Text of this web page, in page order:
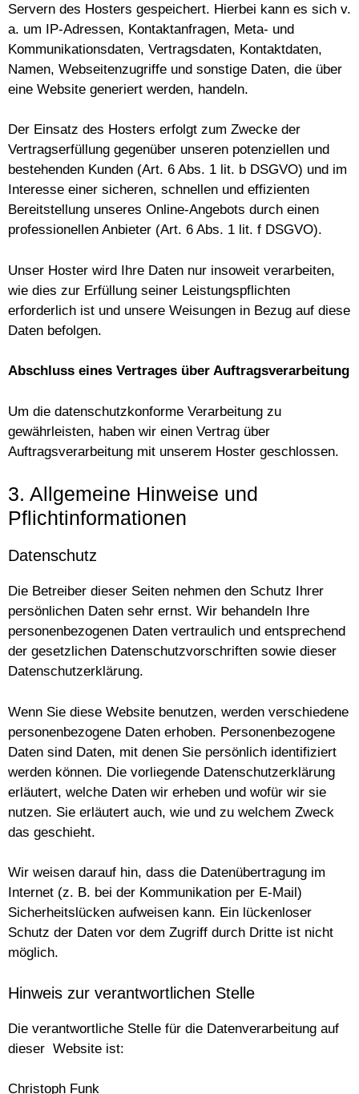
Servern des Hosters gespeichert. Hierbei kann es sich v.
a. um IP-Adressen, Kontaktanfragen, Meta- und
Kommunikationsdaten, Vertragsdaten, Kontaktdaten,
Namen, Webseitenzugriffe und sonstige Daten, die über
eine Website generiert werden, handeln.
Der Einsatz des Hosters erfolgt zum Zwecke der
Vertragserfüllung gegenüber unseren potenziellen und
bestehenden Kunden (Art. 6 Abs. 1 lit. b DSGVO) und im
Interesse einer sicheren, schnellen und effizienten
Bereitstellung unseres Online-Angebots durch einen
professionellen Anbieter (Art. 6 Abs. 1 lit. f DSGVO).
Unser Hoster wird Ihre Daten nur insoweit verarbeiten,
wie dies zur Erfüllung seiner Leistungspflichten
erforderlich ist und unsere Weisungen in Bezug auf diese
Daten befolgen.
Abschluss eines Vertrages über Auftragsverarbeitung
Um die datenschutzkonforme Verarbeitung zu
gewährleisten, haben wir einen Vertrag über
Auftragsverarbeitung mit unserem Hoster geschlossen.
3. Allgemeine Hinweise und
Pflichtinformationen
Datenschutz
Die Betreiber dieser Seiten nehmen den Schutz Ihrer
persönlichen Daten sehr ernst. Wir behandeln Ihre
personenbezogenen Daten vertraulich und entsprechend
der gesetzlichen Datenschutzvorschriften sowie dieser
Datenschutzerklärung.
Wenn Sie diese Website benutzen, werden verschiedene
personenbezogene Daten erhoben. Personenbezogene
Daten sind Daten, mit denen Sie persönlich identifiziert
werden können. Die vorliegende Datenschutzerklärung
erläutert, welche Daten wir erheben und wofür wir sie
nutzen. Sie erläutert auch, wie und zu welchem Zweck
das geschieht.
Wir weisen darauf hin, dass die Datenübertragung im
Internet (z. B. bei der Kommunikation per E-Mail)
Sicherheitslücken aufweisen kann. Ein lückenloser
Schutz der Daten vor dem Zugriff durch Dritte ist nicht
möglich.
Hinweis zur verantwortlichen Stelle
Die verantwortliche Stelle für die Datenverarbeitung auf
dieser Website ist:
Christoph Funk